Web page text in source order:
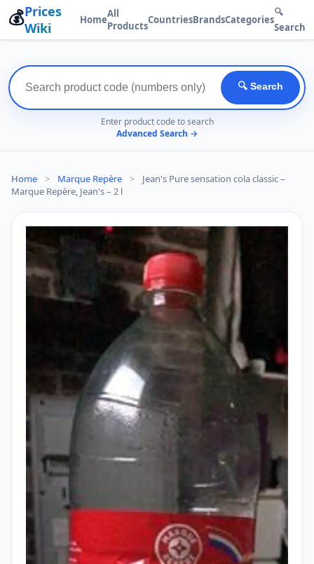
💰Prices
Wiki
HomeAll
ProductsCountriesBrandsCategories
🔍
Search
🔍 Search
Enter product code to search
Advanced Search →
Home > Marque Repère >
Jean's Pure sensation cola classic –
Marque Repère, Jean's – 2 l